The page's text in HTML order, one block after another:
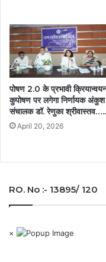
पोषण 2.0 के प्रभावी
कुपोषण पर लगेगा निर्णायक
संचालक डॉ. रेणुका श्रीवास्तव…..
April 20, 2026
RO. No :- 13895/ 120
×